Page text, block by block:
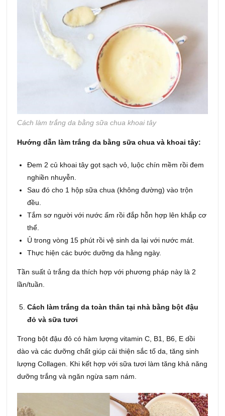
Cách làm trắng da bằng sữa chua khoai tây
Hướng dẫn làm trắng da bằng sữa chua và khoai tây:
Đem 2 củ khoai tây gọt sạch vỏ, luộc chín mềm rồi đem
nghiền nhuyễn.
Sau đó cho 1 hộp sữa chua (không đường) vào trộn
đều.
Tắm sơ người với nước ấm rồi đắp hỗn hợp lên khắp cơ
thể.
Ủ trong vòng 15 phút rồi vệ sinh da lại với nước mát.
Thực hiện các bước dưỡng da hằng ngày.
Tần suất ủ trắng da thích hợp với phương pháp này là 2
lần/tuần.
Cách làm trắng da toàn thân tại nhà bằng bột đậu
đỏ và sữa tươi
Trong bột đậu đỏ có hàm lượng vitamin C, B1, B6, E dồi
dào và các dưỡng chất giúp cải thiện sắc tố da, tăng sinh
lượng Collagen. Khi kết hợp với sữa tươi làm tăng khả năng
dưỡng trắng và ngăn ngừa sạm nám.